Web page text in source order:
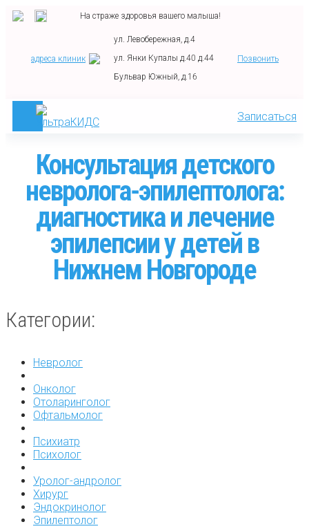
адреса клиник
ул. Левобережная, д.4
ул. Янки Купалы д.40 д.44
Бульвар Южный, д.16
На страже здоровья вашего малыша!
Позвонить
Записаться
Консультация детского
невролога-эпилептолога:
диагностика и лечение
эпилепсии у детей в
Нижнем Новгороде
Категории:
Невролог
Онколог
Отоларинголог
Офтальмолог
Психиатр
Психолог
Уролог-андролог
Хирург
Эндокринолог
Эпилептолог